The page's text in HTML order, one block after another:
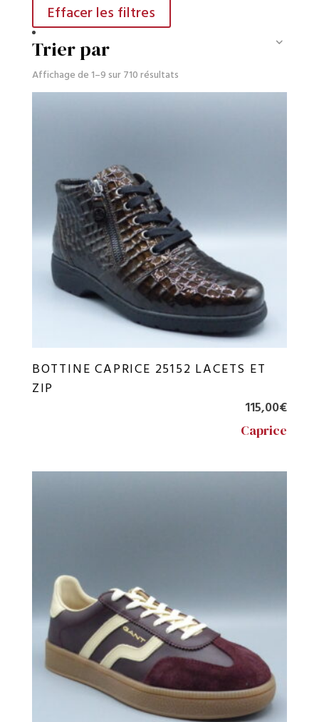
Effacer les filtres
Trier par
Affichage de 1–9 sur 710 résultatsTrié
du
BOTTINE CAPRICE 25152 LACETS ET
ZIP
115,00€
Caprice